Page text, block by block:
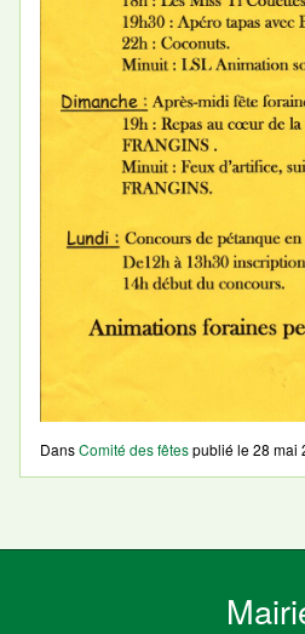
DansComité des fêtespublié le28 mai